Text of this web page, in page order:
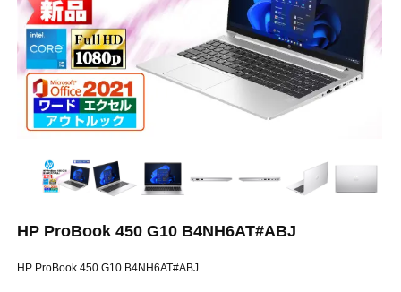
HP ProBook 450 G10 B4NH6AT#ABJ
HP ProBook 450 G10 B4NH6AT#ABJ